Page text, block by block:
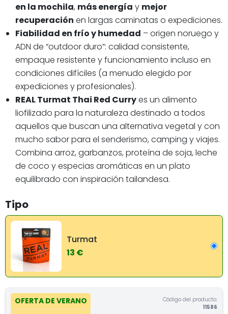
en la mochila, más energía y mejor
recuperación en largas caminatas o expediciones.
Fiabilidad en frío y humedad – origen noruego y
ADN de “outdoor duro”: calidad consistente,
empaque resistente y funcionamiento incluso en
condiciones difíciles (a menudo elegido por
expediciones y profesionales).
REAL Turmat Thai Red Curryes un alimento
liofilizado para la naturaleza destinado a todos
aquellos que buscan una alternativa vegetal y con
mucho sabor para el senderismo, camping y viajes.
Combina arroz, garbanzos, proteína de soja, leche
de coco y especias aromáticas en un plato
equilibrado con inspiración tailandesa.
Tipo
Turmat
13 €
OFERTA DE VERANO
Código del producto:
11586